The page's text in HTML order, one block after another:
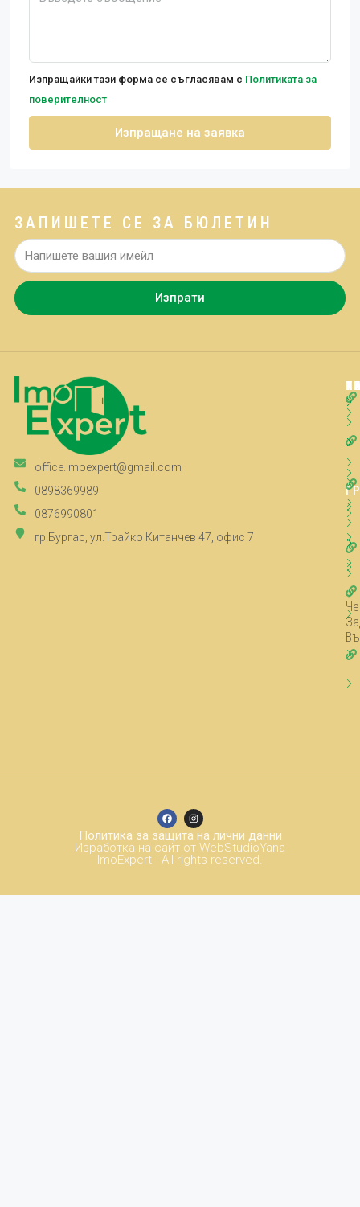
Изпращайки тази форма се съгласявам с Политиката за
поверителност
Изпращане на заявка
ЗАПИШЕТЕ СЕ ЗА БЮЛЕТИН
Изпрати
office.imoexpert@gmail.com
0898369989
0876990801
гр.Бургас, ул.Трайко Китанчев 47, офис 7
ImoExpert - All rights reserved.
Изработка на сайт от WebStudioYana
Политика за защита на лични данни